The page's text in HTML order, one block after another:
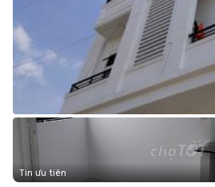
Tin ưu tiên